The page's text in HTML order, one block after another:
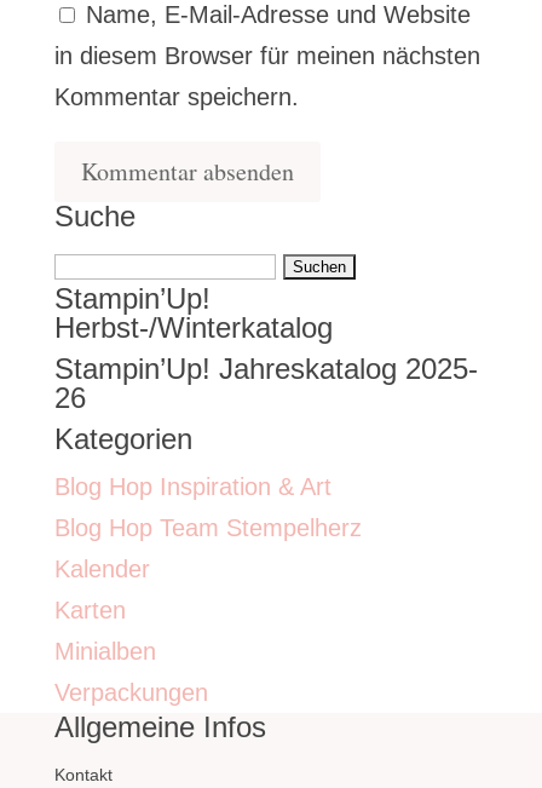
Name, E-Mail-Adresse und Website
in diesem Browser für meinen nächsten
Kommentar speichern.
Suche
Suchen
nach:
Stampin’Up!
Herbst-/Winterkatalog
Stampin’Up! Jahreskatalog 2025-
26
Kategorien
Blog Hop Inspiration & Art
Blog Hop Team Stempelherz
Kalender
Karten
Minialben
Verpackungen
Allgemeine Infos
Kontakt